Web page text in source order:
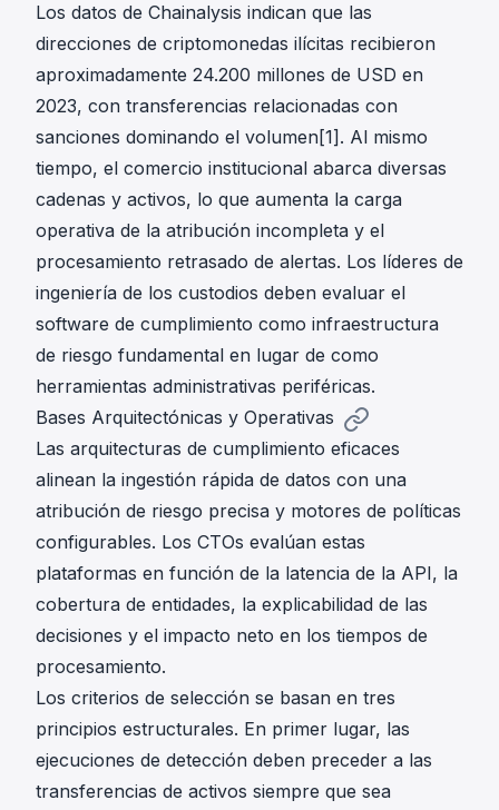
Los datos de Chainalysis indican que las
direcciones de criptomonedas ilícitas recibieron
aproximadamente 24.200 millones de USD en
2023, con transferencias relacionadas con
sanciones dominando el volumen[1]. Al mismo
tiempo, el comercio institucional abarca diversas
cadenas y activos, lo que aumenta la carga
operativa de la atribución incompleta y el
procesamiento retrasado de alertas. Los líderes de
ingeniería de los custodios deben evaluar el
software de cumplimiento como infraestructura
de riesgo fundamental en lugar de como
herramientas administrativas periféricas.
Bases Arquitectónicas y Operativas
Las arquitecturas de cumplimiento eficaces
alinean la ingestión rápida de datos con una
atribución de riesgo precisa y motores de políticas
configurables. Los CTOs evalúan estas
plataformas en función de la latencia de la API, la
cobertura de entidades, la explicabilidad de las
decisiones y el impacto neto en los tiempos de
procesamiento.
Los criterios de selección se basan en tres
principios estructurales. En primer lugar, las
ejecuciones de detección deben preceder a las
transferencias de activos siempre que sea